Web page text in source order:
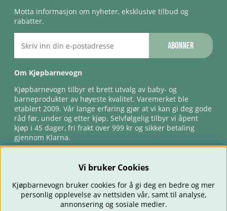
Motta informasjon om nyheter, eksklusive tilbud og
rabatter.
Abonner
Om Kjøpbarnevogn
Kjøpbarnevogn tilbyr et brett utvalg av baby- og
barneprodukter av høyeste kvalitet. Varemerket ble
etablert 2009. Vår lange erfaring gjør at vi kan gi deg gode
råd før, under og etter kjøp. Selvfølgelig tilbyr vi åpent
kjøp i 45 dager, fri frakt over 999 kr og sikker betaling
gjennom Klarna.
Vi bruker Cookies
Kjøpbarnevogn bruker cookies for å gi deg en bedre og mer
personlig opplevelse av nettsiden vår, samt til analyse,
annonsering og sosiale medier.